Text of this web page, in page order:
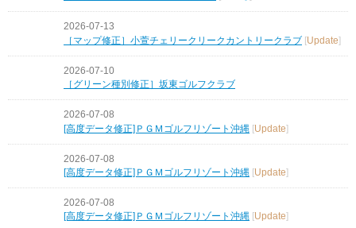
2026-07-13
［マップ修正］小萱チェリークリークカントリークラブ [Update]
2026-07-10
［グリーン種別修正］坂東ゴルフクラブ
2026-07-08
[高度データ修正]ＰＧＭゴルフリゾート沖縄 [Update]
2026-07-08
[高度データ修正]ＰＧＭゴルフリゾート沖縄 [Update]
2026-07-08
[高度データ修正]ＰＧＭゴルフリゾート沖縄 Update